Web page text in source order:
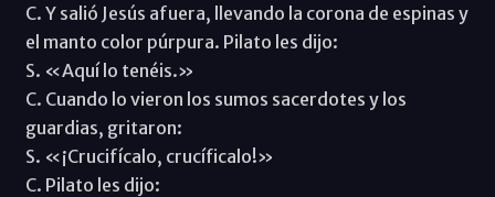
C. Y salió Jesús afuera, llevando la corona de espinas y
el manto color púrpura. Pilato les dijo:
S. «Aquí lo tenéis.»
C. Cuando lo vieron los sumos sacerdotes y los
guardias, gritaron:
S. «¡Crucifícalo, crucíficalo!»
C. Pilato les dijo: